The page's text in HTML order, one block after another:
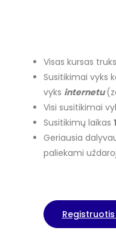
Visas kursas truks
Susitikimai vyks
vyks internetu
Visi susitikimai
Susitikimų laikas
Geriausia
paliekami